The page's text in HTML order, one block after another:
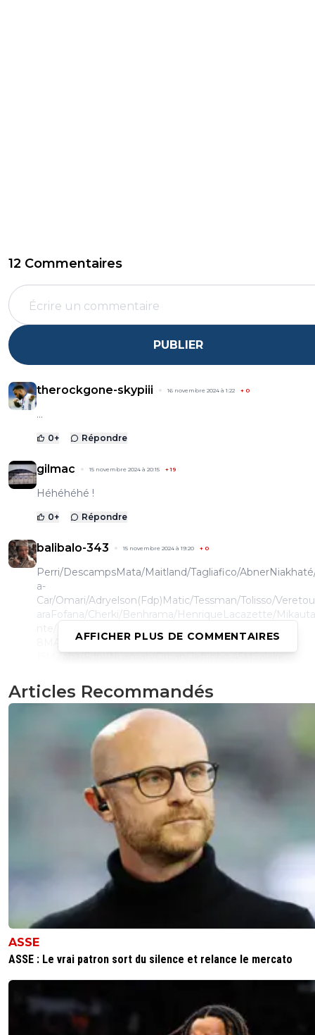
12 Commentaires
PUBLIER
therockgone-skypiii 16 novembre 2024 à 1:22 + 0
...
0+ Répondre
gilmac 15 novembre 2024 à 20:15 +19
Héhéhéhé !
0+ Répondre
balibalo-343 15 novembre 2024 à 19:20 + 0
Perri/DescampsMata/Maitland/Tagliafico/
a-
Car/Omari/Adryelson(Fdp)Matic/Tessman/Tolisso/
araFofana/Cherki/Benhrama/HenriqueLacazette/
8MAkouokou/Caqueret/Sanchez
15MZaha(Fdp)/Nuamah/Orban/Jeffinho 45MSalaire
être heureux des performances de nos 3 jeunes de
prêté qui sont titulaires dans leurs club et
lui est malheureusement blessé depuis 1 ans...il viens de
son retour sur le banc de Botafogo.
Répondre
16 novembre 2024 à 9:42 +0
il y avait les mêmes calculs cet été, au final vous
rien vendu et même creusé le déficite.
Répondre
fanch-ol 15 novembre 2024 à 19:33
C est de la théorie tout ça
Sur Fifa, ça passe crème !
AFFICHER PLUS DE COMMENTAIRES
Articles Recommandés
ASSE
ASSE : Le vrai patron sort du silence et relance le mercato